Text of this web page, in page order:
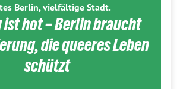
Berlin, vielfältige Stadt.
hot – Berlin braucht
die queeres Leben
schützt